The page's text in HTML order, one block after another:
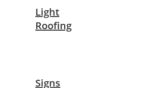
Light
Roofing
Signs